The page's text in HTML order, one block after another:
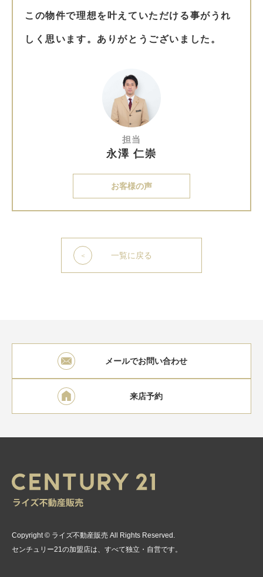
この物件で理想を叶えていただける事がうれ
しく思います。ありがとうございました。
担当
永澤 仁崇
お客様の声
一覧に戻る
メールでお問い合わせ
来店予約
Copyright © ライズ不動産販売 All Rights Reserved.
センチュリー21の加盟店は、すべて独立・自営です。